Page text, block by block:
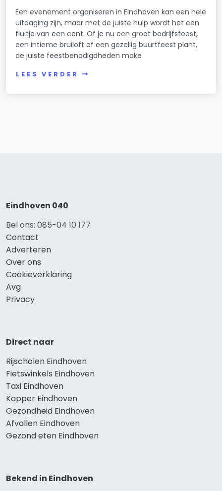
Een evenement organiseren in Eindhoven kan een hele
uitdaging zijn, maar met de juiste hulp wordt het een
fluitje van een cent. Of je nu een groot bedrijfsfeest,
een intieme bruiloft of een gezellig buurtfeest plant,
de juiste feestbenodigdheden make
LEES VERDER
Eindhoven 040
Bel ons: 085-04 10 177
Contact
Adverteren
Over ons
Cookieverklaring
Avg
Privacy
Direct naar
Rijscholen Eindhoven
Fietswinkels Eindhoven
Taxi Eindhoven
Kapper Eindhoven
Gezondheid Eindhoven
Afvallen Eindhoven
Gezond eten Eindhoven
Bekend in Eindhoven